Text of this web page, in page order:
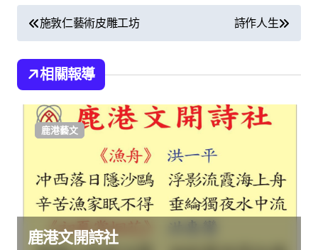
文
章
導
覽
施敦仁藝術皮雕工坊 詩作人生
相關報導
鹿港藝文
鹿港文開詩社